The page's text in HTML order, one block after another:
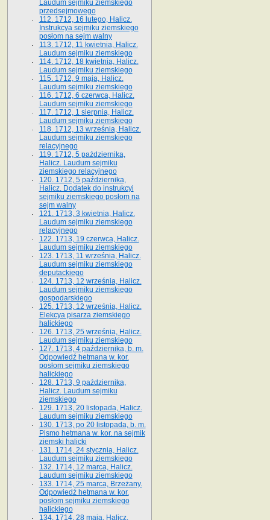
Laudum sejmiku ziemskiego
przedsejmowego
112. 1712, 16 lutego, Halicz.
Instrukcya sejmiku ziemskiego
posłom na sejm walny
113. 1712, 11 kwietnia, Halicz.
Laudum sejmiku ziemskiego
114. 1712, 18 kwietnia, Halicz.
Laudum sejmiku ziemskiego
115. 1712, 9 maja, Halicz.
Laudum sejmiku ziemskiego
116. 1712, 6 czerwca, Halicz.
Laudum sejmiku ziemskiego
117. 1712, 1 sierpnia, Halicz.
Laudum sejmiku ziemskiego
118. 1712, 13 września, Halicz.
Laudum sejmiku ziemskiego
relacyjnego
119. 1712, 5 października,
Halicz. Laudum sejmiku
ziemskiego relacyjnego
120. 1712, 5 października,
Halicz. Dodatek do instrukcyi
sejmiku ziemskiego posłom na
sejm walny
121. 1713, 3 kwietnia, Halicz.
Laudum sejmiku ziemskiego
relacyjnego
122. 1713, 19 czerwca, Halicz.
Laudum sejmiku ziemskiego
123. 1713, 11 września, Halicz.
Laudum sejmiku ziemskiego
deputackiego
124. 1713, 12 września, Halicz.
Laudum sejmiku ziemskiego
gospodarskiego
125. 1713, 12 września, Halicz.
Elekcya pisarza ziemskiego
halickiego
126. 1713, 25 września, Halicz.
Laudum sejmiku ziemskiego
127. 1713, 4 października, b. m.
Odpowiedź hetmana w. kor.
posłom sejmiku ziemskiego
halickiego
128. 1713, 9 października,
Halicz. Laudum sejmiku
ziemskiego
129. 1713, 20 listopada, Halicz.
Laudum sejmiku ziemskiego
130. 1713, po 20 listopada, b. m.
Pismo hetmana w. kor. na sejmik
ziemski halicki
131. 1714, 24 stycznia, Halicz.
Laudum sejmiku ziemskiego
132. 1714, 12 marca, Halicz.
Laudum sejmiku ziemskiego
133. 1714, 25 marca, Brzeżany.
Odpowiedź hetmana w. kor.
posłom sejmiku ziemskiego
halickiego
134. 1714, 28 maja, Halicz.